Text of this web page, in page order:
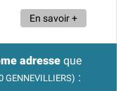
En savoir +
adresse que
GENNEVILLIERS) :